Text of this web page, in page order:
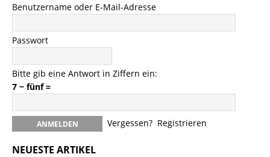
Benutzername oder E-Mail-Adresse
Passwort
Bitte gib eine Antwort in Ziffern ein:
7 − fünf =
Vergessen? Registrieren
NEUESTE ARTIKEL